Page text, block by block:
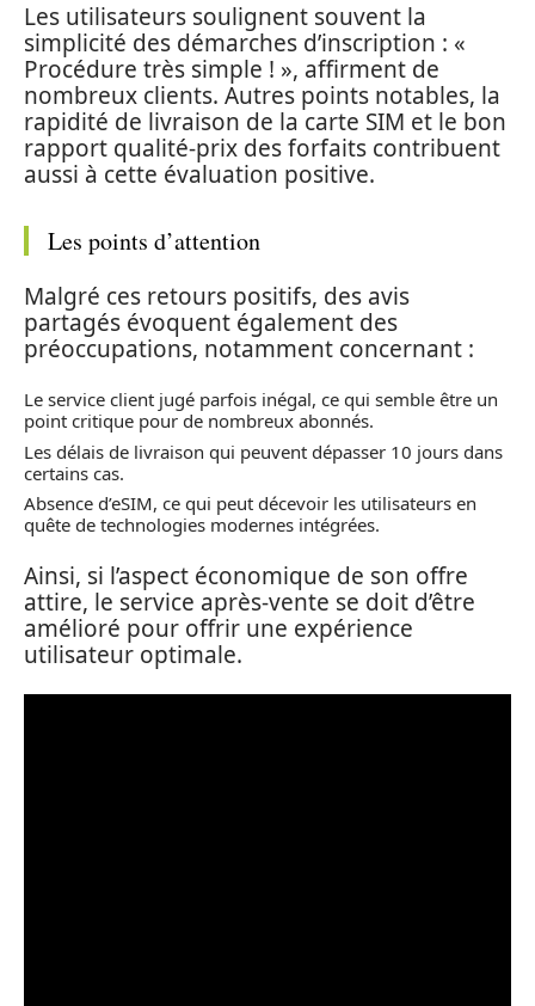
Les utilisateurs soulignent souvent la
simplicité des démarches d’inscription : «
Procédure très simple ! », affirment de
nombreux clients. Autres points notables, la
rapidité de livraison de la carte SIM et le bon
rapport qualité-prix des forfaits contribuent
aussi à cette évaluation positive.
Les points d’attention
Malgré ces retours positifs, des avis
partagés évoquent également des
préoccupations, notamment concernant :
Le service client jugé parfois inégal, ce qui semble être un
point critique pour de nombreux abonnés.
Les délais de livraison qui peuvent dépasser 10 jours dans
certains cas.
Absence d’eSIM, ce qui peut décevoir les utilisateurs en
quête de technologies modernes intégrées.
Ainsi, si l’aspect économique de son offre
attire, le service après-vente se doit d’être
amélioré pour offrir une expérience
utilisateur optimale.